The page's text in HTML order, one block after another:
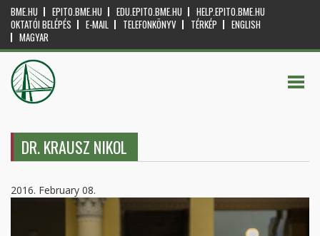
BME.HU EPITO.BME.HU EDU.EPITO.BME.HU
HELP.EPITO.BME.HU
OKTATÓI BELÉPÉS
E-MAIL TELEFONKÖNYV TÉRKÉP
ENGLISH
MAGYAR
DR. KRAUSZ NIKOL
2016. February 08.